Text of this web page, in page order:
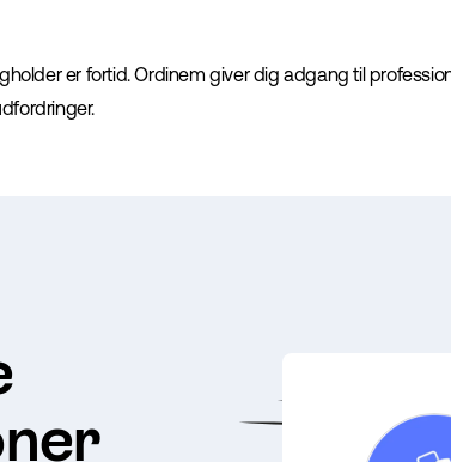
er fortid. Ordinem giver dig adgang til